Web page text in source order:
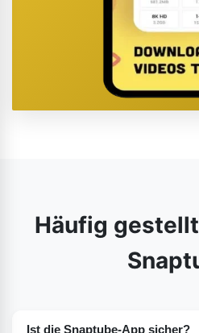
Häufig
Ist die Snaptube-App sicher?